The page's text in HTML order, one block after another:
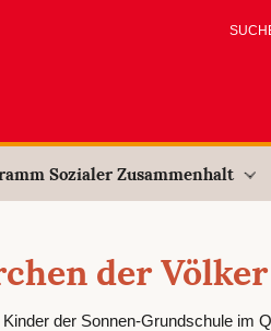
Sozialer Zusammenhalt
der
der Sonnen-Grundschule im